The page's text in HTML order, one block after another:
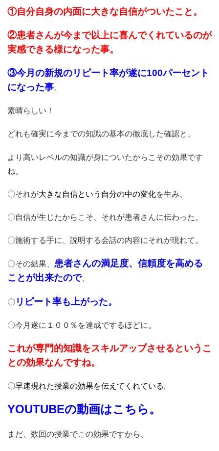
①自分自身の内面に大きな自信がついたこと。
②患者さんが今まで以上に喜んでくれているのが
実感できる様になった事。
③今月の新規のリピート率が遂に100パーセント
になった事。
素晴らしい！
どれも確実に今までの知識の基本の徹底した確認と、
より高いレベルの知識が身についたからこその効果です
ね。
〇それが大きな自信という自分の中の変化を生み、
〇自信が生じたからこそ、それが患者さんに伝わった。
〇施術する手に、説明する会話の内容にそれが現れて。
〇その結果、 患者さんの満足度、信頼度を高める
ことが出来たので、
〇 リピート率も上がった。
〇今月遂に１００％を達成でするほどに。
これが専門的知識をスキルアップさせるというこ
との効果なんですね。
〇早速現れた授業の効果を伝えてくれている,
YOUTUBEの動画はこちら。
まだ、数回の授業でこの効果ですから、